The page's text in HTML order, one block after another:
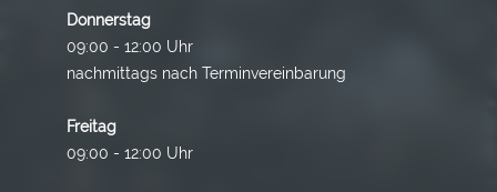
Donnerstag
09:00 - 12:00 Uhr
nachmittags nach Terminvereinbarung
Freitag
09:00 - 12:00 Uhr